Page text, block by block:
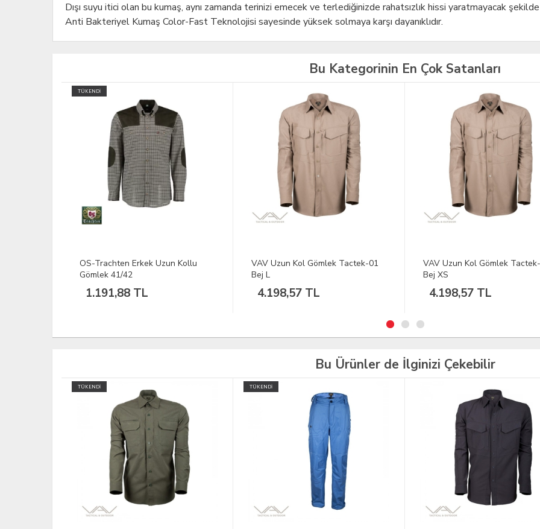
Dışı suyu itici olan bu kumaş, aynı zamanda terinizi emecek ve terlediğinizde rahatsızlık hissi yaratmayacak
Anti Bakteriyel Kumaş Color-Fast Teknolojisi sayesinde yüksek solmaya karşı dayanıklıdır.
Bu Kategorinin En Çok Satanları
VAV Uzun Kol Gömlek Tactek-01
Bej L
4.198,57 TL
VAV Uzun Kol Gömlek Tactek-01
Bej XS
4.198,57 TL
VAV Uzun Kol Gömlek
Haki XS
3.078,61 TL
Bu Ürünler de İlginizi Çekebilir
TÜKENDİ